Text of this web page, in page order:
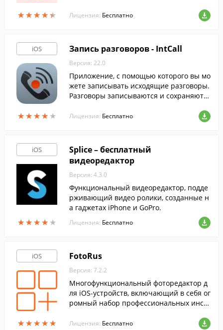
★★★★★
★★★★★ Лицензия: Бесплатно
iOS
★★★★ ★
★★★★ ★
Запись разговоров - IntCall
Версия: 22.0
Приложение, с помощью которого вы мо
жете записывать исходящие разговоры.
Разговоры записываются и сохраняютс
Лицензия: Бесплатно
iOS
★★★★ ★
★★★★ ★
Splice – бесплатный
видеоредактор
Версия: 4.3.0
Функциональный видеоредактор, подде
рживающий видео ролики, созданные н
а гаджетах iPhone и GoPro.
Лицензия: Бесплатно
iOS
★★★★★
★★★★★
FotoRus
Версия: 7.2.2
Многофункциональный фоторедактор д
ля iOS-устройств, включающий в себя ог
ромный набор профессиональных инст
торые помогут улучшить ваши снимки.
Лицензия: Бесплатно